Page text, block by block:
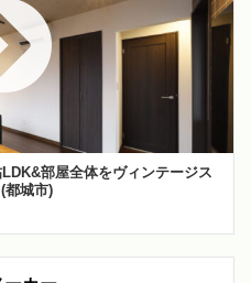
部屋全体をヴィンテージス
都城市)